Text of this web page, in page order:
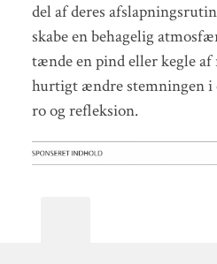
del af deres
skabe en behagelig
tænde en pind eller kegle af
hurtigt ændre stemningen
ro og refleksion.